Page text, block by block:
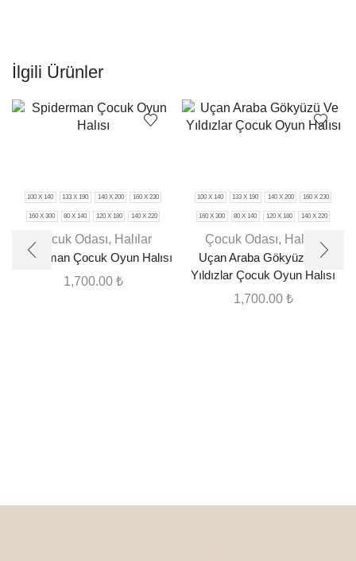
İlgili Ürünler
100 X 140 133 X 190 140 X 200 160 X 230
160 X 300 80 X 140 120 X 180 140 X 220
Çocuk Odası, Halılar
Spiderman Çocuk Oyun Halısı
1,700.00 ₺
100 X 140 133 X 190 140 X 200 160 X 230
160 X 300 80 X 140 120 X 180 140 X 220
Çocuk Odası, Halılar
Uçan Araba Gökyüzü Ve
Yıldızlar Çocuk Oyun Halısı
1,700.00 ₺